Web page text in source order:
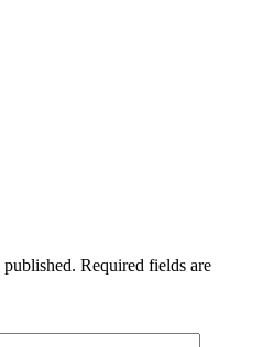
Required fields are